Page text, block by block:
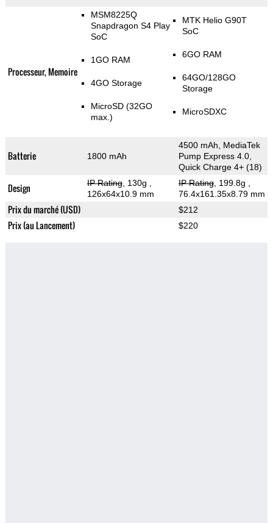
Processeur, Memoire
MSM8225Q
Snapdragon S4 Play
SoC
1GO RAM
4GO Storage
MicroSD (32GO
max.)
MTK Helio G90T
SoC
6GO RAM
64GO/128GO
Storage
MicroSDXC
Batterie 1800 mAh
4500 mAh, MediaTek
Pump Express 4.0,
Quick Charge 4+ (18)
Design IP Rating, 130g
126x64x10.9 mm
IP Rating, 199.8g
76.4x161.35x8.79 mm
Prix du marché (USD) $212
Prix (au Lancement) $220